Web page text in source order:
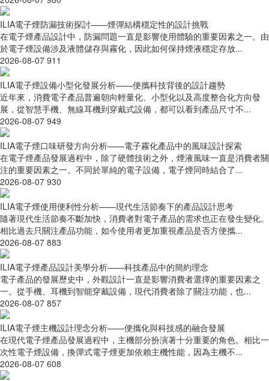
ILIA電子煙防漏技術探討——煙彈結構穩定性的設計挑戰
在電子煙產品設計中，防漏問題一直是影響使用體驗的重要因素之一。由
於電子煙設備涉及液體儲存與霧化，因此如何保持煙液穩定存放...
2026-08-07 911
ILIA電子煙設備小型化發展分析——便攜科技背後的設計趨勢
近年來，消費電子產品普遍朝向輕量化、小型化以及高度整合化方向發
展，從智慧手機、無線耳機到穿戴式設備，都可以看到產品尺寸不...
2026-08-07 949
ILIA電子煙口味研發方向分析——電子霧化產品中的風味設計探索
在電子煙產品發展過程中，除了硬體技術之外，煙液風味一直是消費者關
注的重要因素之一。不同於單純的電子設備，電子煙同時結合了...
2026-08-07 930
ILIA電子煙使用便利性分析——現代生活節奏下的產品設計思考
隨著現代生活節奏不斷加快，消費者對電子產品的需求也正在發生變化。
相比過去只關注產品功能，如今使用者更加重視產品是否方便攜...
2026-08-07 883
ILIA電子煙產品設計美學分析——科技產品中的簡約理念
電子產品的發展歷史中，外觀設計一直是影響消費者選擇的重要因素之
一。從手機、耳機到智能穿戴設備，現代消費者除了關注功能，也...
2026-08-07 857
ILIA電子煙主機設計理念分析——便攜化與科技感的融合發展
在現代電子煙產品發展過程中，主機部分扮演著十分重要的角色。相比一
次性電子煙設備，換彈式電子煙更加依賴主機性能，因為主機不...
2026-08-07 608